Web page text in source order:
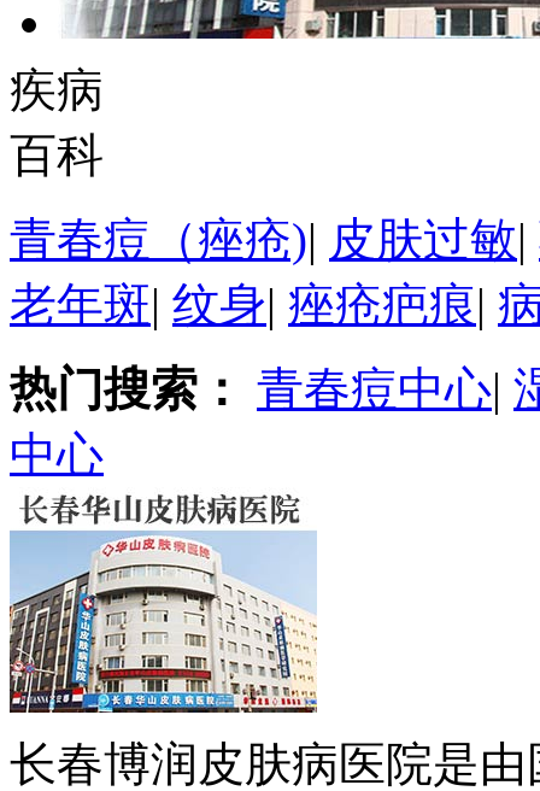
疾病
百科
青春痘（痤疮)| 皮肤过敏|
老年斑| 纹身| 痤疮疤痕|
热门搜索： 青春痘中心|
中心
长春博润皮肤病医院是